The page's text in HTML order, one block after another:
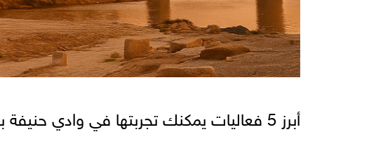
أبرز 5 فعاليات يمكنك تجربتها في وادي حنيفة بالرياض